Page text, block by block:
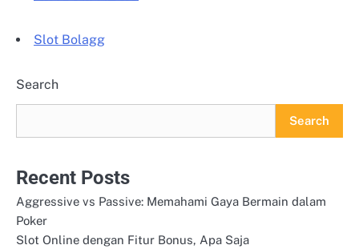
Slot Bolagg
Search
Search
Recent Posts
Aggressive vs Passive: Memahami Gaya Bermain dalam
Poker
Slot Online dengan Fitur Bonus, Apa Saja